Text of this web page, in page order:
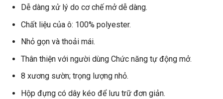
Dễ dàng xử lý do cơ chế mở dễ dàng.
Chất liệu của ô: 100% polyester.
Nhỏ gọn và thoải mái.
Thân thiện với người dùng Chức năng tự động mở.
8 xương sườn; trọng lượng nhỏ.
Hộp đựng có dây kéo để lưu trữ đơn giản.